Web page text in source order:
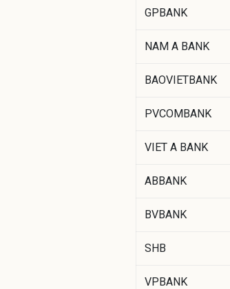
GPBANK
NAM A BANK
BAOVIETBANK
PVCOMBANK
VIET A BANK
ABBANK
BVBANK
SHB
VPBANK